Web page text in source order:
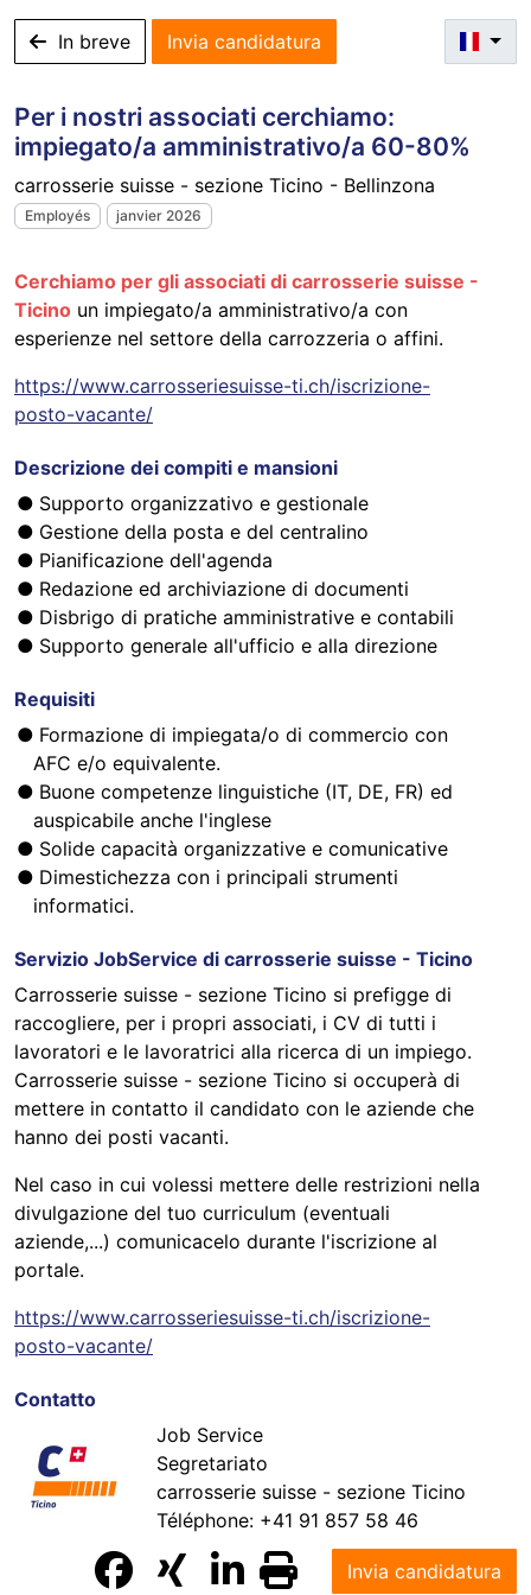
In breve Invia candidatura
Per i nostri associati cerchiamo:
impiegato/a amministrativo/a 60-80%
carrosserie suisse - sezione Ticino - Bellinzona
Employés janvier 2026
Cerchiamo per gli associati di carrosserie suisse -
Ticino un impiegato/a amministrativo/a con
esperienze nel settore della carrozzeria o affini.
https://www.carrosseriesuisse-ti.ch/iscrizione-
posto-vacante/
Descrizione dei compiti e mansioni
Supporto organizzativo e gestionale
Gestione della posta e del centralino
Pianificazione dell'agenda
Redazione ed archiviazione di documenti
Disbrigo di pratiche amministrative e contabili
Supporto generale all'ufficio e alla direzione
Requisiti
Formazione di impiegata/o di commercio con
AFC e/o equivalente.
Buone competenze linguistiche (IT, DE, FR) ed
auspicabile anche l'inglese
Solide capacità organizzative e comunicative
Dimestichezza con i principali strumenti
informatici.
Servizio JobService di carrosserie suisse - Ticino
Carrosserie suisse - sezione Ticino si prefigge di
raccogliere, per i propri associati, i CV di tutti i
lavoratori e le lavoratrici alla ricerca di un impiego.
Carrosserie suisse - sezione Ticino si occuperà di
mettere in contatto il candidato con le aziende che
hanno dei posti vacanti.
Nel caso in cui volessi mettere delle restrizioni nella
divulgazione del tuo curriculum (eventuali
aziende,...) comunicacelo durante l'iscrizione al
portale.
https://www.carrosseriesuisse-ti.ch/iscrizione-
posto-vacante/
Contatto
Job Service
Segretariato
carrosserie suisse - sezione Ticino
Téléphone: +41 91 857 58 46
Invia candidatura